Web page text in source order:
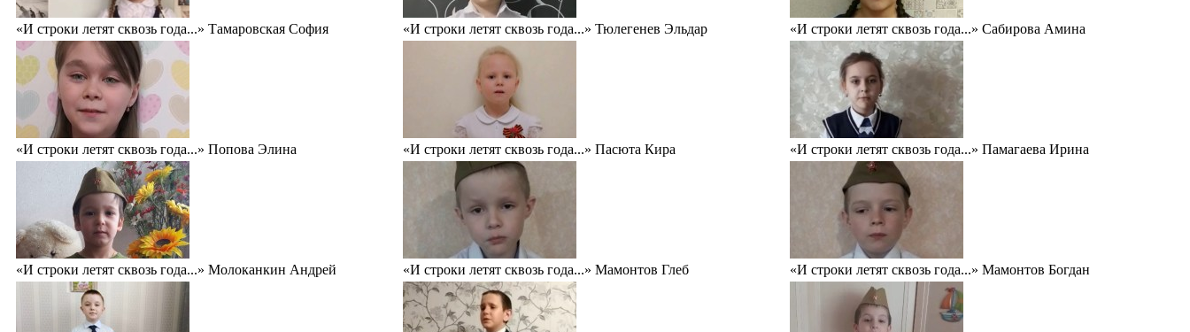
«И строки летят сквозь года...» Тамаровская София «И строки летят сквозь года...» Тюлегенев Эльдар «И строки летят сквозь года...» Сабирова Амина
«И строки летят сквозь года...» Попова Элина «И строки летят сквозь года...» Пасюта Кира «И строки летят сквозь года...» Памагаева Ирина
«И строки летят сквозь года...» Молоканкин Андрей «И строки летят сквозь года...» Мамонтов Глеб «И строки летят сквозь года...» Мамонтов Богдан